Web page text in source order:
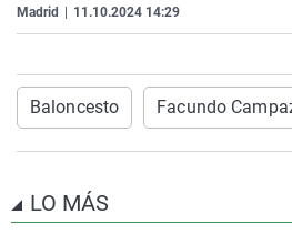
Madrid 11.10.2024 14:29
Baloncesto Facundo
LO MÁS